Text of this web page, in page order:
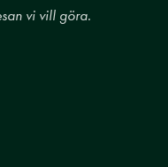
vi vill göra.